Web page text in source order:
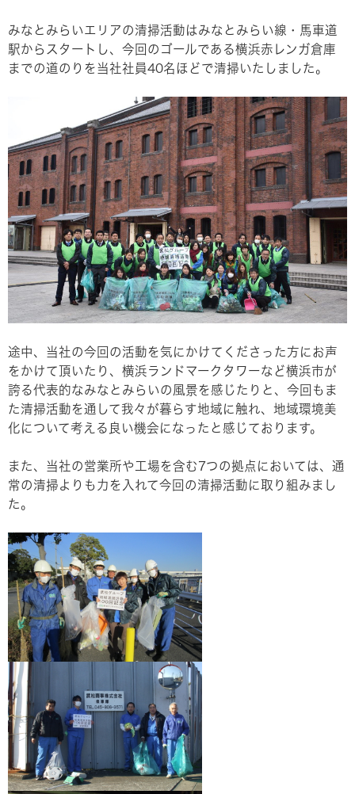
みなとみらいエリアの清掃活動はみなとみらい線・馬車道
駅からスタートし、今回のゴールである横浜赤レンガ倉庫
までの道のりを当社社員40名ほどで清掃いたしました。
途中、当社の今回の活動を気にかけてくださった方にお声
をかけて頂いたり、横浜ランドマークタワーなど横浜市が
誇る代表的なみなとみらいの風景を感じたりと、今回もま
た清掃活動を通して我々が暮らす地域に触れ、地域環境美
化について考える良い機会になったと感じております。
また、当社の営業所や工場を含む7つの拠点においては、通
常の清掃よりも力を入れて今回の清掃活動に取り組みまし
た。